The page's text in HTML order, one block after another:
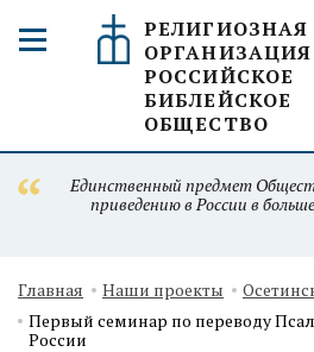
РЕЛИГИОЗНАЯ
ОРГАНИЗАЦИЯ
РОССИЙСКОЕ
БИБЛЕЙСКОЕ
ОБЩЕСТВО
Единственный предмет
приведению в России в
Главная Наши проекты
Первый семинар по переводу
России